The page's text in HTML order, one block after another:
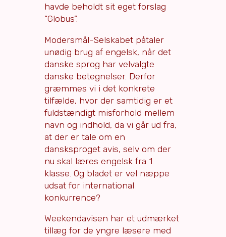
havde beholdt sit eget forslag
“Globus”.
Modersmål-Selskabet påtaler
unødig brug af engelsk, når det
danske sprog har velvalgte
danske betegnelser. Derfor
græmmes vi i det konkrete
tilfælde, hvor der samtidig er et
fuldstændigt misforhold mellem
navn og indhold, da vi går ud fra,
at der er tale om en
dansksproget avis, selv om der
nu skal læres engelsk fra 1.
klasse. Og bladet er vel næppe
udsat for international
konkurrence?
Weekendavisen har et udmærket
tillæg for de yngre læsere med